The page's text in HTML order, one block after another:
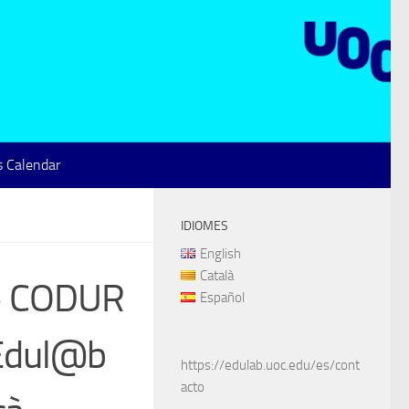
Calendar
IDIOMES
English
Català
Español
https://edulab.uoc.edu/es/cont
acto